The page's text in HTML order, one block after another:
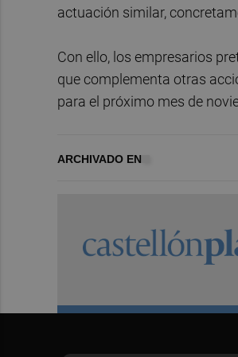
actuación similar,
Con ello, los empresarios
que complementa otras
para el próximo mes de
ARCHIVADO EN